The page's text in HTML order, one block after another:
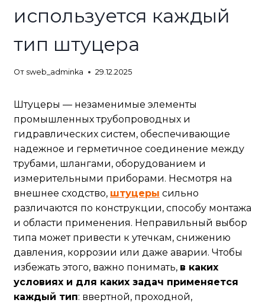
используется каждый
тип штуцера
От sweb_adminka 29.12.2025
Штуцеры — незаменимые элементы
промышленных трубопроводных и
гидравлических систем, обеспечивающие
надежное и герметичное соединение между
трубами, шлангами, оборудованием и
измерительными приборами. Несмотря на
внешнее сходство, штуцеры сильно
различаются по конструкции, способу монтажа
и области применения. Неправильный выбор
типа может привести к утечкам, снижению
давления, коррозии или даже аварии. Чтобы
избежать этого, важно понимать, в каких
условиях и для каких задач применяется
каждый тип: ввертной, проходной,